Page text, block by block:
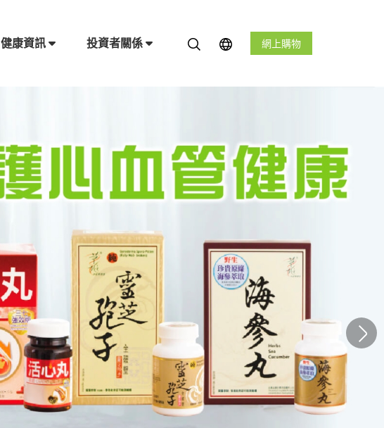
健康資訊 投資者關係 網上購物